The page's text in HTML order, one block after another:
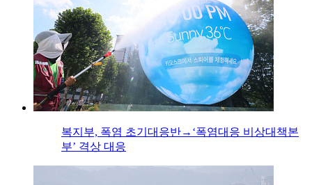
복지부, 폭염 초기대응반→‘폭염대응 비상대책본
부’ 격상 대응